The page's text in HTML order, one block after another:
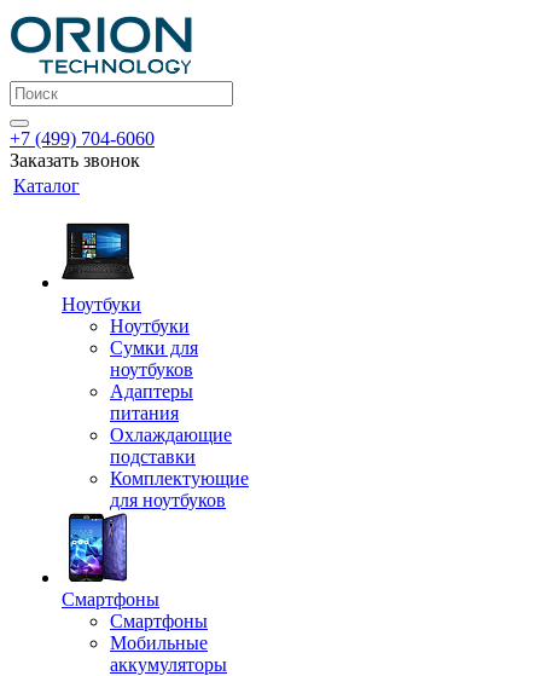
+7 (499) 704-6060
Заказать звонок
Каталог
Ноутбуки
Ноутбуки
Сумки для
ноутбуков
Адаптеры
питания
Охлаждающие
подставки
Комплектующие
для ноутбуков
Смартфоны
Смартфоны
Мобильные
аккумуляторы